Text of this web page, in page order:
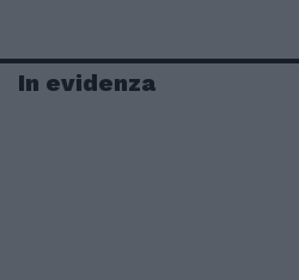
In evidenza